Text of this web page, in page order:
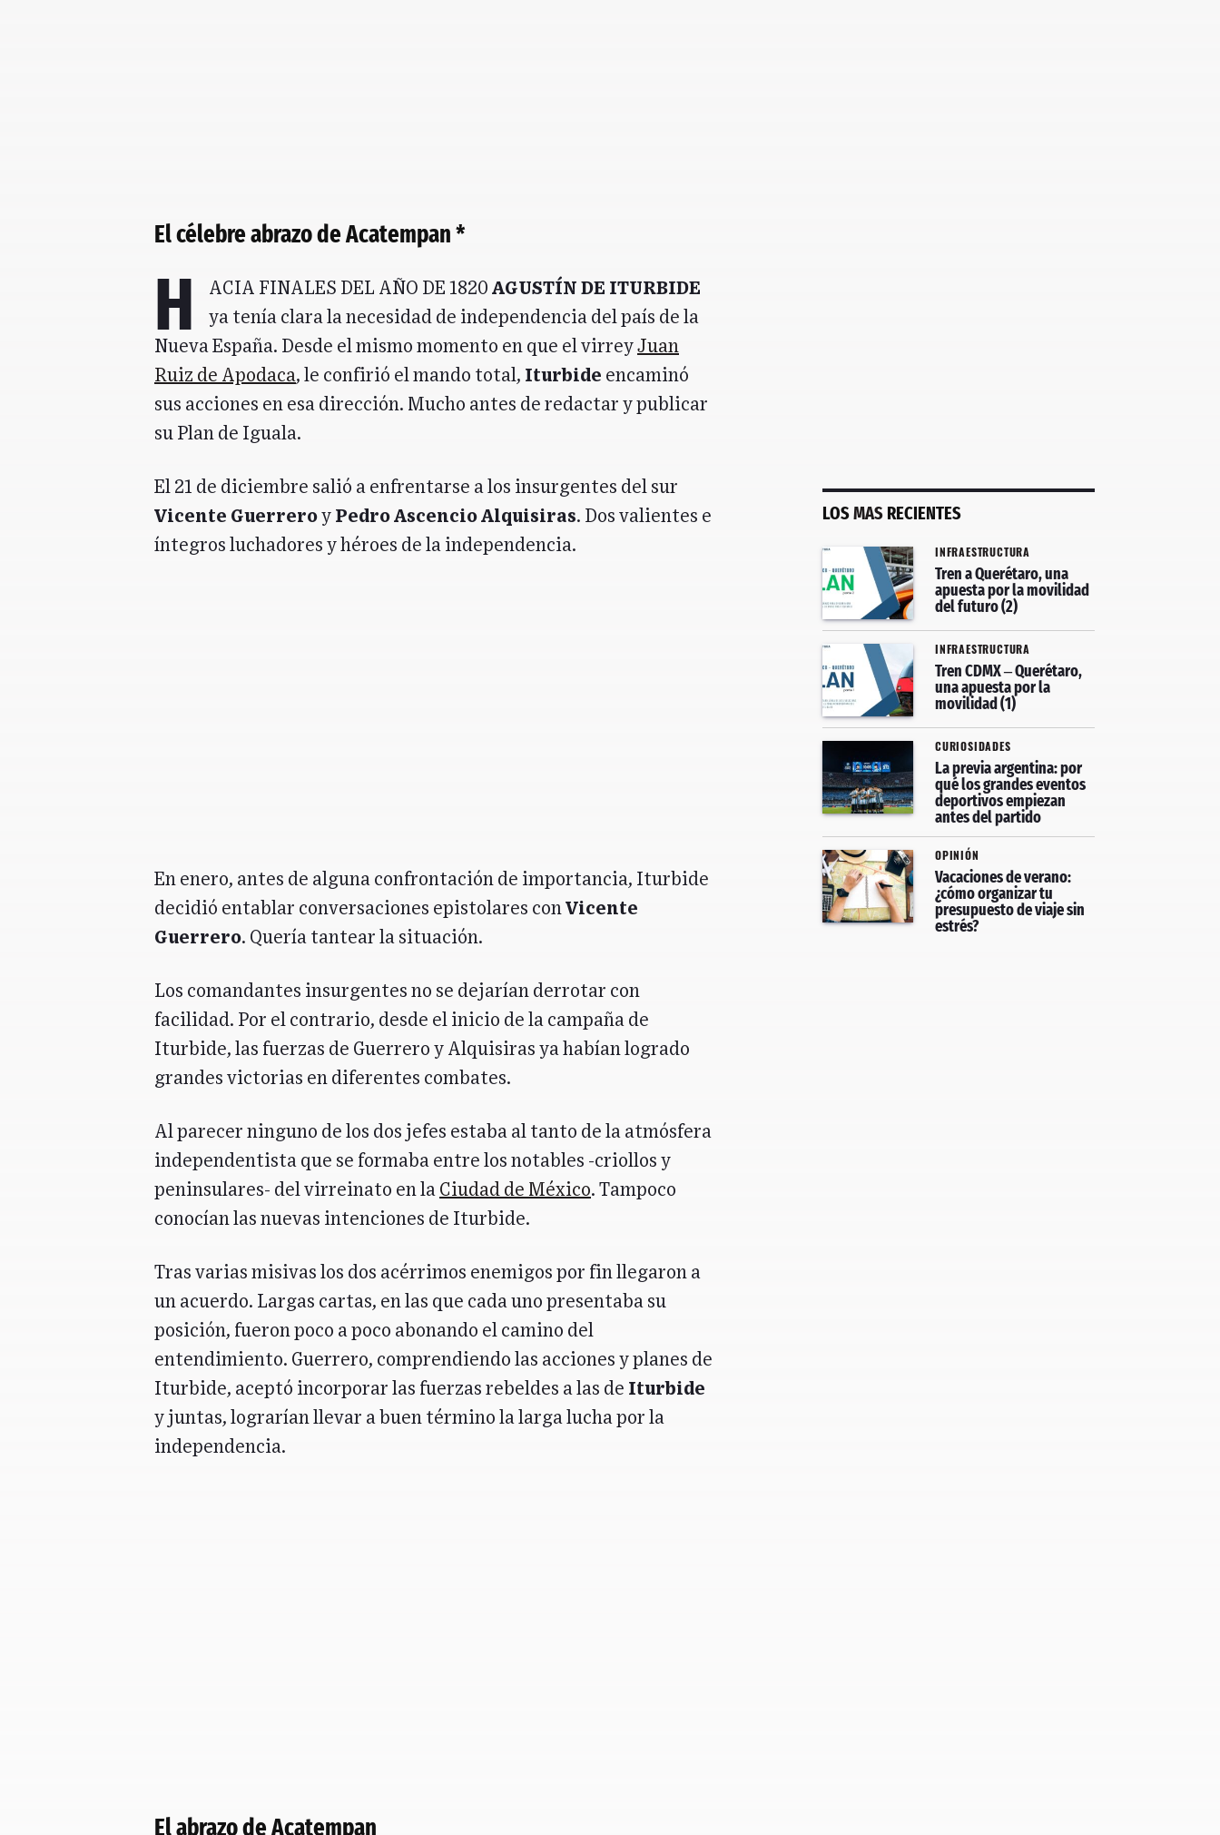
El célebre abrazo de Acatempan *
H acia finales del año de 1820 Agustín de Iturbide
ya tenía clara la necesidad de independencia del país de la
Nueva España. Desde el mismo momento en que el virrey Juan
Ruiz de Apodaca, le confirió el mando total, Iturbide encaminó
sus acciones en esa dirección. Mucho antes de redactar y publicar
su Plan de Iguala.
El 21 de diciembre salió a enfrentarse a los insurgentes del sur
Vicente Guerrero y Pedro Ascencio Alquisiras. Dos valientes e
íntegros luchadores y héroes de la independencia.
En enero, antes de alguna confrontación de importancia, Iturbide
decidió entablar conversaciones epistolares con Vicente
Guerrero. Quería tantear la situación.
Los comandantes insurgentes no se dejarían derrotar con
facilidad. Por el contrario, desde el inicio de la campaña de
Iturbide, las fuerzas de Guerrero y Alquisiras ya habían logrado
grandes victorias en diferentes combates.
Al parecer ninguno de los dos jefes estaba al tanto de la atmósfera
independentista que se formaba entre los notables -criollos y
peninsulares- del virreinato en la Ciudad de México. Tampoco
conocían las nuevas intenciones de Iturbide.
Tras varias misivas los dos acérrimos enemigos por fin llegaron a
un acuerdo. Largas cartas, en las que cada uno presentaba su
posición, fueron poco a poco abonando el camino del
entendimiento. Guerrero, comprendiendo las acciones y planes de
Iturbide, aceptó incorporar las fuerzas rebeldes a las de Iturbide
y juntas, lograrían llevar a buen término la larga lucha por la
independencia.
El abrazo de Acatempan
LOSMAS RECIENTES
INFRAESTRUCTURA
Tren a Querétaro, una
apuesta por la movilidad
del futuro (2)
INFRAESTRUCTURA
Tren CDMX – Querétaro,
una apuesta por la
movilidad (1)
CURIOSIDADES
La previa argentina: por
qué los grandes eventos
deportivos empiezan
antes del partido
OPINIÓN
Vacaciones de verano:
¿cómo organizar tu
presupuesto de viaje sin
estrés?